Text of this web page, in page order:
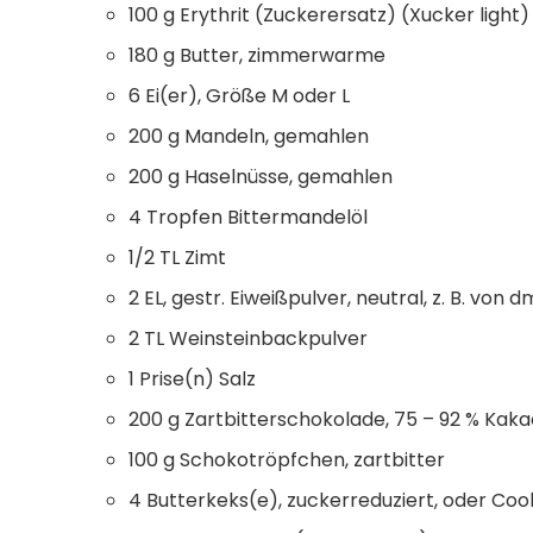
100 g Erythrit (Zuckerersatz) (Xucker light)
180 g Butter, zimmerwarme
6 Ei(er), Größe M oder L
200 g Mandeln, gemahlen
200 g Haselnüsse, gemahlen
4 Tropfen Bittermandelöl
1/2 TL Zimt
2 EL, gestr. Eiweißpulver, neutral, z. B. von
2 TL Weinsteinbackpulver
1 Prise(n) Salz
200 g Zartbitterschokolade, 75 – 92 %
100 g Schokotröpfchen, zartbitter
4 Butterkeks(e), zuckerreduziert, oder